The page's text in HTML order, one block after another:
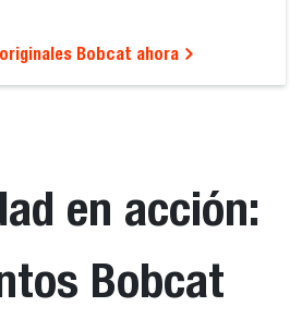
Bobcat ahora
en acción:
Bobcat